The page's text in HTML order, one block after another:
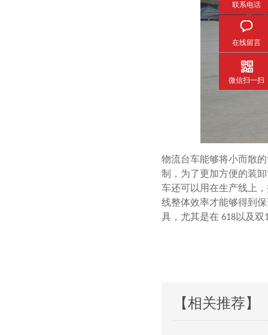
物流台车能够将小而散的
制，为了更加方便的装
车还可以用在生产线上
线整体效率才能够得到保
具，尤其是在 618以及双
【相关推荐】
联系电话
在线留言
微信扫一扫